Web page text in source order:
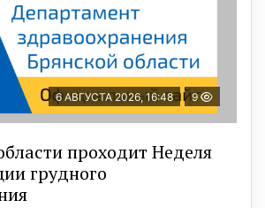
6 АВГУСТА 2026, 16:48 9
проходит Неделя
грудного